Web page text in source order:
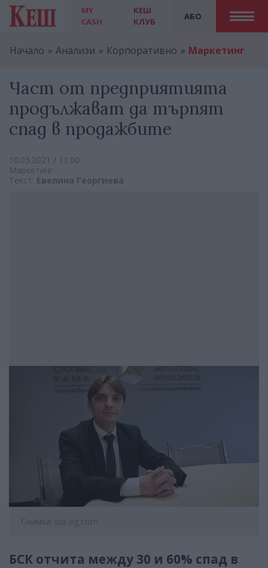
MY
CASH
АБО
КЕШ
КЛУБ
Начало Анализи Корпоративно Маркетинг
Част от предприятията
продължават да търпят
спад в продажбите
10.03.2021 / 11:00
Маркетинг
Текст: Евелина Георгиева
Снимка: bia-bg.com
БСК отчита между 30 и 60% спад в